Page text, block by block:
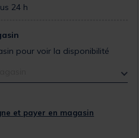
24 h
pour voir la disponibilité
et payer en magasin